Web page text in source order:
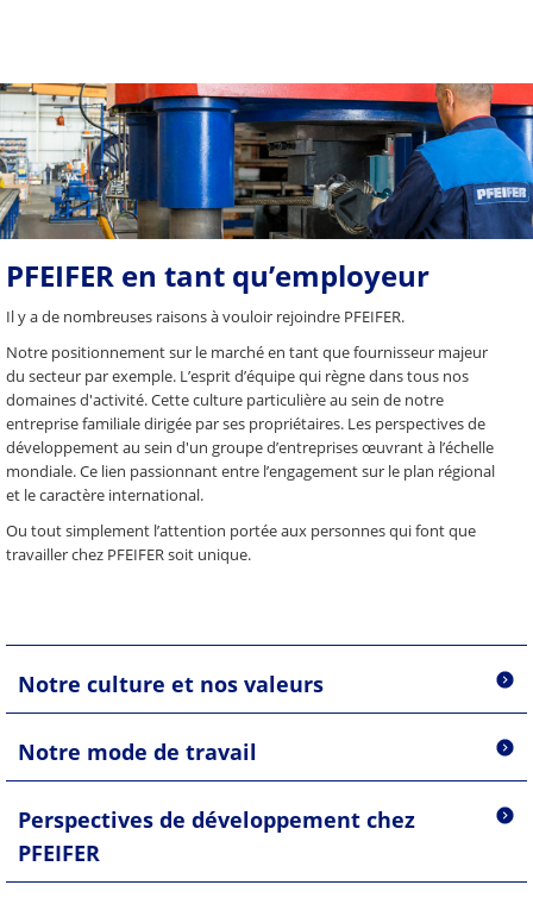
PFEIFER en tant qu’employeur
Il y a de nombreuses raisons à vouloir rejoindre PFEIFER.
Notre positionnement sur le marché en tant que fournisseur majeur
du secteur par exemple. L’esprit d’équipe qui règne dans tous nos
domaines d'activité. Cette culture particulière au sein de notre
entreprise familiale dirigée par ses propriétaires. Les perspectives de
développement au sein d'un groupe d’entreprises œuvrant à l’échelle
mondiale. Ce lien passionnant entre l’engagement sur le plan régional
et le caractère international.
Ou tout simplement l’attention portée aux personnes qui font que
travailler chez PFEIFER soit unique.
Notre culture et nos valeurs
Notre mode de travail
Perspectives de développement chez
PFEIFER